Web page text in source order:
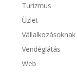
Turizmus
Üzlet
Vállalkozásoknak
Vendéglátás
Web